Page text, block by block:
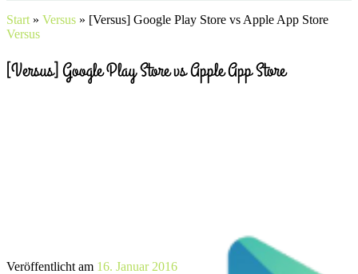
Start » Versus » [Versus] Google Play Store vs Apple App Store
Versus
[Versus] Google Play Store vs Apple App Store
Veröffentlicht am 16. Januar 2016